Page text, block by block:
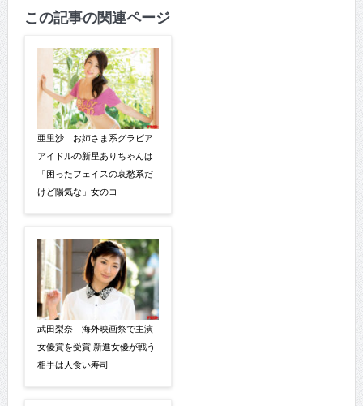
この記事の関連ページ
亜里沙 お姉さま系グラビア
アイドルの新星ありちゃんは
「困ったフェイスの哀愁系だ
けど陽気な」女のコ
武田梨奈 海外映画祭で主演
女優賞を受賞 新進女優が戦う
相手は人食い寿司